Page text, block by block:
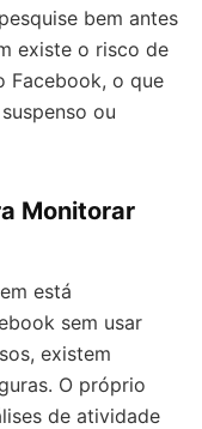
bem antes
existe o risco de
Facebook, o que
ou
Monitorar
está
sem usar
existem
O próprio
de atividade